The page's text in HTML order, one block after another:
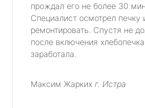
прождал его не более 30
Специалист осмотрел печку
ремонтировать. Спустя не
после включения
заработала.
Максим Жарких г. Истра